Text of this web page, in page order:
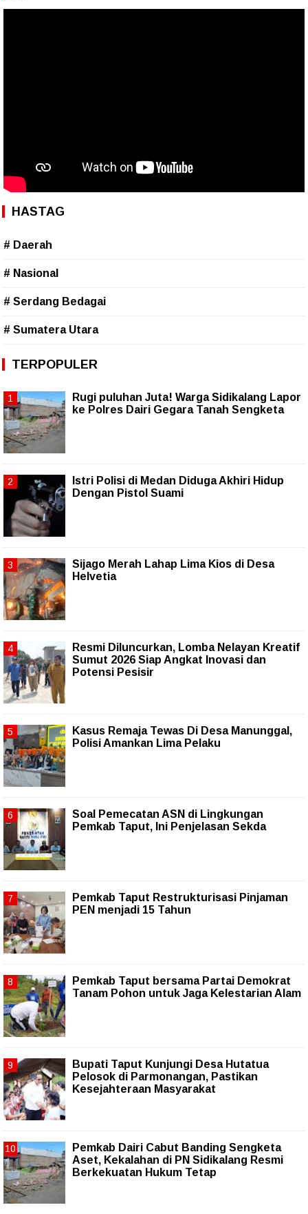
HASTAG
# Daerah
# Nasional
# Serdang Bedagai
# Sumatera Utara
TERPOPULER
Rugi puluhan Juta! Warga Sidikalang Lapor
ke Polres Dairi Gegara Tanah Sengketa
Istri Polisi di Medan Diduga Akhiri Hidup
Dengan Pistol Suami
Sijago Merah Lahap Lima Kios di Desa
Helvetia
Resmi Diluncurkan, Lomba Nelayan Kreatif
Sumut 2026 Siap Angkat Inovasi dan
Potensi Pesisir
Kasus Remaja Tewas Di Desa Manunggal,
Polisi Amankan Lima Pelaku
Soal Pemecatan ASN di Lingkungan
Pemkab Taput, Ini Penjelasan Sekda
Pemkab Taput Restrukturisasi Pinjaman
PEN menjadi 15 Tahun‎
Pemkab Taput bersama Partai Demokrat
Tanam Pohon untuk Jaga Kelestarian Alam
Bupati Taput Kunjungi Desa Hutatua
Pelosok di Parmonangan, Pastikan
Kesejahteraan Masyarakat
Pemkab Dairi Cabut Banding Sengketa
Aset, Kekalahan di PN Sidikalang Resmi
Berkekuatan Hukum Tetap